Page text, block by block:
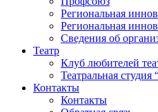
Региональная
Региональная
Сведения об
Театр
Клуб любителей
Театральная студия
Контакты
Контакты